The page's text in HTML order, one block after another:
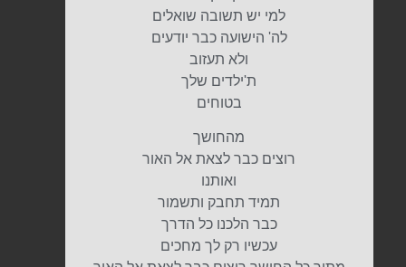
למי יש תשובה שואלים
לה' הישועה כבר יודעים
ולא תעזוב
ת'ילדים שלך
בטוחים
מהחושך
רוצים כבר לצאת אל האור
ואותנו
תמיד תחבק ותשמור
כבר הלכנו כל הדרך
עכשיו רק לך מחכים